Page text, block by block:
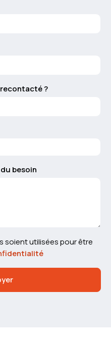
?
besoin
soient utilisées pour être